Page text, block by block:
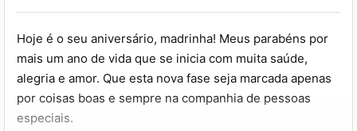
você tenha um aniversário muito abençoado e repleto de
Hoje é o seu aniversário, madrinha! Meus parabéns por
mais um ano de vida que se inicia com muita saúde,
alegria e amor. Que esta nova fase seja marcada apenas
por coisas boas e sempre na companhia de pessoas
especiais.